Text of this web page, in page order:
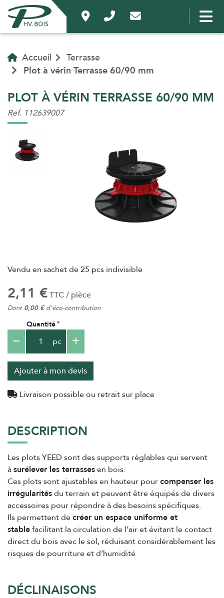
Accueil
Terrasse
Plot à vérin Terrasse 60/90 mm
DESCRIPTION
Les plots YEED sont des supports réglables qui servent
àsurélever les terrassesen bois.
Ces plots sont ajustables en hauteur pourcompenser les
irrégularitésdu terrain et peuvent être équipés de divers
accessoires pour répondre à des besoins spécifiques.
Ils permettent decréer un espace uniforme et
stablefacilitant la circulation de l’air et évitant le contact
direct du bois avec le sol, réduisant considérablement les
risques de pourriture et d’humidité
DÉCLINAISONS
PLOT À VÉRIN TERRASSE 60/90 MM
Ref. 112639007
Vendu en sachet de 25 pcs indivisible
2,11 €TTC / pièce
Dont 0,00 €d'éco-contribution
Quantité
pc
Ajouter à mon devis
Livraison possible ou retrait sur place